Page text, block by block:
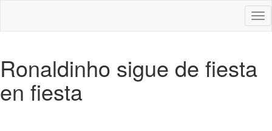
Ronaldinho sigue de fiesta
en fiesta